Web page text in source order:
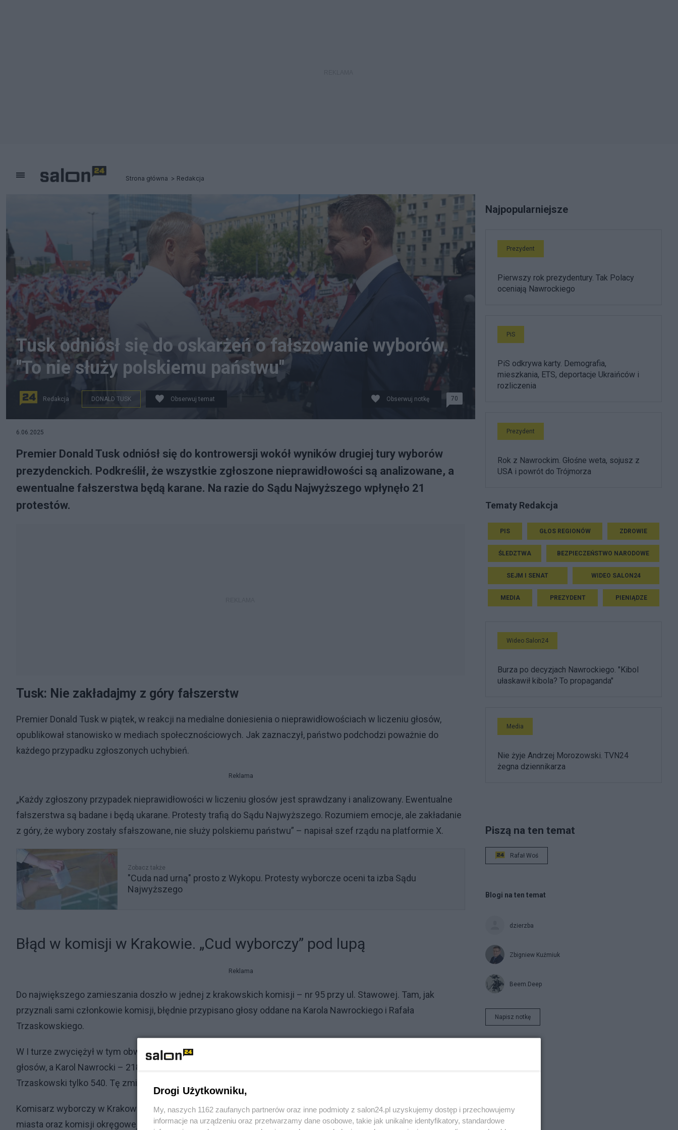
Strona główna Redakcja
Tusk odniósł się do oskarżeń o fałszowanie wyborów.
"To nie służy polskiemu państwu"
Redakcja DONALD TUSK Obserwuj temat Obserwuj notkę 70
6.06.2025
Premier Donald Tusk odniósł się do kontrowersji wokół wyników drugiej tury wyborów
prezydenckich. Podkreślił, że wszystkie zgłoszone nieprawidłowości są analizowane, a
ewentualne fałszerstwa będą karane. Na razie do Sądu Najwyższego wpłynęło 21
protestów.
Tusk: Nie zakładajmy z góry fałszerstw
Premier Donald Tusk w piątek, w reakcji na medialne doniesienia o nieprawidłowościach w liczeniu głosów,
opublikował stanowisko w mediach społecznościowych. Jak zaznaczył, państwo podchodzi poważnie do
każdego przypadku zgłoszonych uchybień.
Reklama
„Każdy zgłoszony przypadek nieprawidłowości w liczeniu głosów jest sprawdzany i analizowany. Ewentualne
fałszerstwa są badane i będą ukarane. Protesty trafią do Sądu Najwyższego. Rozumiem emocje, ale zakładanie
z góry, że wybory zostały sfałszowane, nie służy polskiemu państwu” – napisał szef rządu na platformie X.
Zobacz także
"Cuda nad urną" prosto z Wykopu. Protesty wyborcze oceni ta izba Sądu
Najwyższego
Błąd w komisji w Krakowie. „Cud wyborczy” pod lupą
Reklama
Do największego zamieszania doszło w jednej z krakowskich komisji – nr 95 przy ul. Stawowej. Tam, jak
przyznali sami członkowie komisji, błędnie przypisano głosy oddane na Karola Nawrockiego i Rafała
Trzaskowskiego.
W I turze zwyciężył w tym obwodzie Trzaskowski z wynikiem 550 głosów. Sławomir Mentzen zdobył 221
głosów, a Karol Nawrocki – 218. W drugiej turze komisja ogłosiła nagły zwrot: Nawrocki otrzymał 1132 głosy, a
Trzaskowski tylko 540. Tę zmianę część lokalnych mediów określiła jako „cud wyborczy”.
Komisarz wyborczy w Krakowie Rafał Sobczuk potwierdził, że członkowie komisji zgłosili pomyłkę urzędowi
miasta oraz komisji okręgowej, która prowadzi obecnie wyjaśnienia.
Najpopularniejsze
Prezydent
Pierwszy rok prezydentury. Tak Polacy
oceniają Nawrockiego
PiS
PiS odkrywa karty. Demografia,
mieszkania, ETS, deportacje Ukraińców i
rozliczenia
Prezydent
Rok z Nawrockim. Głośne weta, sojusz z
USA i powrót do Trójmorza
Tematy Redakcja
PIS GŁOS REGIONÓW ZDROWIE
ŚLEDZTWA BEZPIECZEŃSTWO NARODOWE
SEJM I SENAT WIDEO SALON24
MEDIA PREZYDENT PIENIĄDZE
Wideo Salon24
Burza po decyzjach Nawrockiego. "Kibol
ułaskawił kibola? To propaganda"
Media
Nie żyje Andrzej Morozowski. TVN24
żegna dziennikarza
Piszą na ten temat
Rafał Woś
Blogi na ten temat
dzierzba
Zbigniew Kuźmiuk
Beem.Deep
Napisz notkę
Drogi Użytkowniku,
My, naszych 1162 zaufanych partnerów oraz inne podmioty z salon24.pl uzyskujemy dostęp i przechowujemy
informacje na urządzeniu oraz przetwarzamy dane osobowe, takie jak unikalne identyfikatory, standardowe